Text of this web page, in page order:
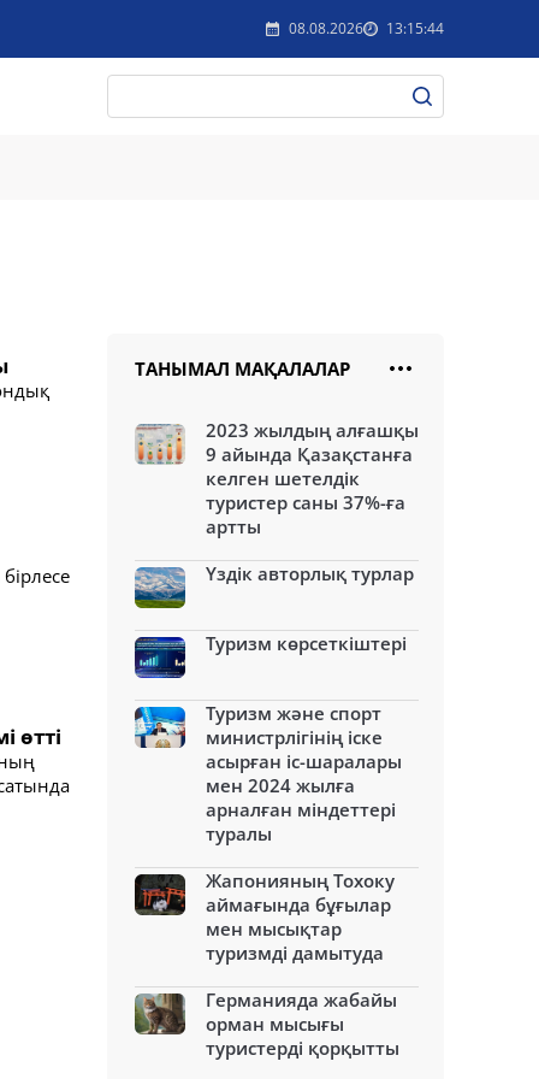
08.08.2026 13:15:44
өтті
ТАНЫМАЛ МАҚАЛАЛАР
2023 жылдың алғашқы
9 айында Қазақстанға
келген шетелдік
туристер саны 37%-ға
артты
Үздік авторлық турлар
Туризм көрсеткіштері
Туризм және спорт
министрлігінің іске
асырған іс-шаралары
мен 2024 жылға
арналған міндеттері
туралы
Жапонияның Тохоку
аймағында бұғылар
мен мысықтар
туризмді дамытуда
Германияда жабайы
орман мысығы
туристерді қорқытты